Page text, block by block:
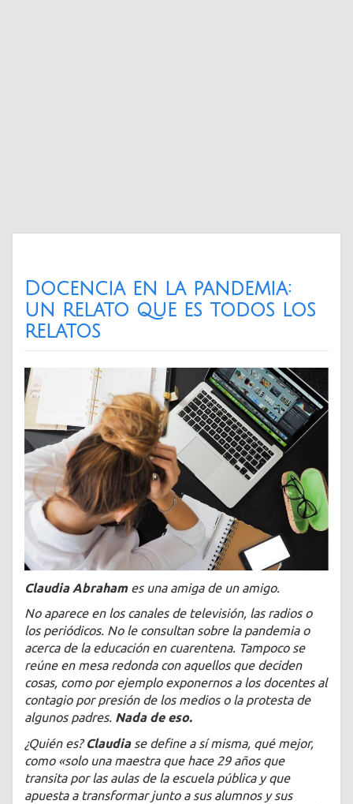
Docencia en la pandemia:
un relato que es todos los
relatos
Claudia Abrahames una amiga de un amigo.
No aparece en los canales de televisión, las radios o
los periódicos. No le consultan sobre la pandemia o
acerca de la educación en cuarentena. Tampoco se
reúne en mesa redonda con aquellos que deciden
cosas, como por ejemplo exponernos a los docentes al
contagio por presión de los medios o la protesta de
algunos padres. Nada de eso.
¿Quién es?Claudiase define a sí misma, qué mejor,
como «solo una maestra que hace 29 años que
transita por las aulas de la escuela pública y que
apuesta a transformar junto a sus alumnos y sus